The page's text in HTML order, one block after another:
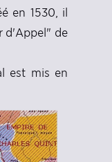
en 1530, il
d'Appel" de
est mis en